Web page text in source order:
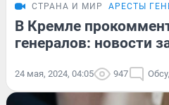
СТРАНА И МИР АРЕСТЫ
В Кремле
генералов: новости
24 мая, 2024, 04:05 947